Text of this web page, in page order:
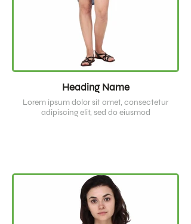
Heading Name
Lorem ipsum dolor sit amet, consectetur
adipiscing elit, sed do eiusmod